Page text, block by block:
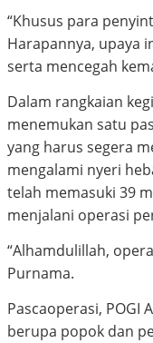
“Khusus para
Harapannya, upaya
serta mencegah
Dalam rangkaian
menemukan satu
yang harus segera
mengalami nyeri
telah memasuki 39
menjalani operasi
“Alhamdulillah,
Purnama.
Pascaoperasi,
berupa popok dan